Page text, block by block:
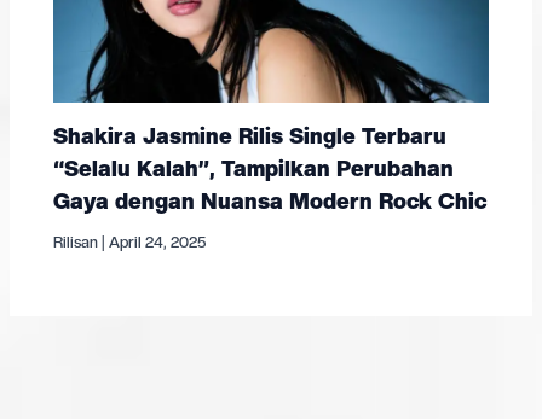
Shakira Jasmine Rilis Single Terbaru
“Selalu Kalah”, Tampilkan Perubahan
Gaya dengan Nuansa Modern Rock Chic
Rilisan |April 24, 2025